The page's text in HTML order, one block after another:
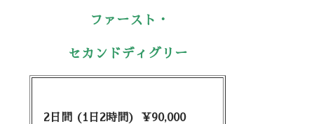
ファースト・
セカンドディグリー
2日間 (1日2時間) ¥90,000